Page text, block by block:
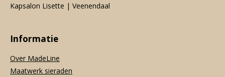
Kapsalon Lisette | Veenendaal
Informatie
Over MadeLine
Maatwerk sieraden